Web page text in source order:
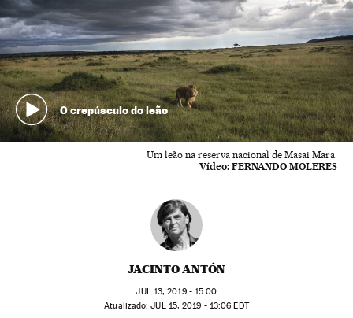
O crepúsculo do leão
Um leão na reserva nacional de Masai Mara.
Vídeo: FERNANDO MOLERES
JACINTO ANTÓN
JUL13, 2019 - 15:00
atualizado: JUL15, 2019 - 13:06 EDT